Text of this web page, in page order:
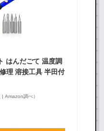
はんだごて 温度調
理 溶接工具 半田付
Amazon調べ）